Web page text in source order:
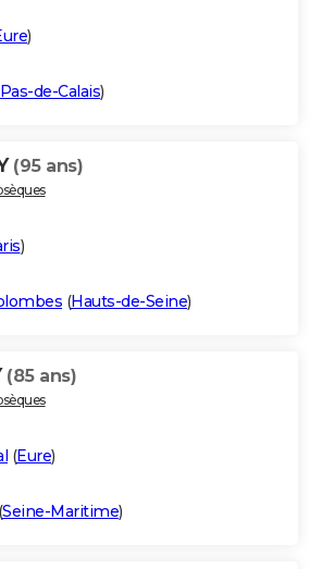
)
Pas-de-Calais)
(95 ans)
)
(Hauts-de-Seine)
(85 ans)
(Eure)
(Seine-Maritime)